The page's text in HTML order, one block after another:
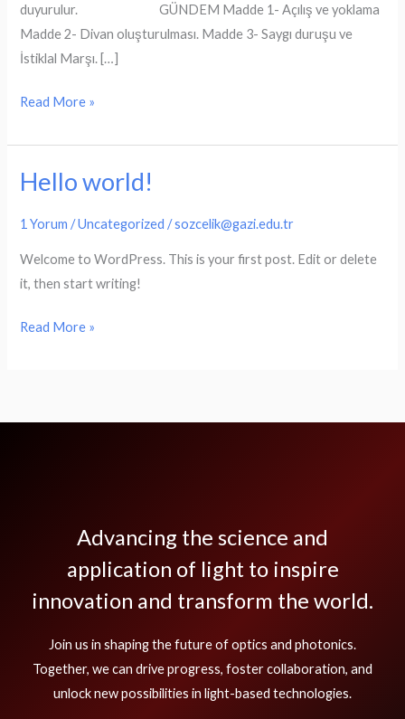
duyurulur. GÜNDEM Madde 1- Açılış ve yoklama
Madde 2- Divan oluşturulması. Madde 3- Saygı duruşu ve
İstiklal Marşı. […]
Olağan
Kurul
Toplantısı
Read More »
Hello world!
1 Yorum /Uncategorized /sozcelik@gazi.edu.tr
Welcome to WordPress. This is your first post. Edit or delete
it, then start writing!
Hello
Read More »
Advancing the science and
application of light to inspire
innovation and transform the world.
Join us in shaping the future of optics and photonics.
Together, we can drive progress, foster collaboration, and
unlock new possibilities in light-based technologies.